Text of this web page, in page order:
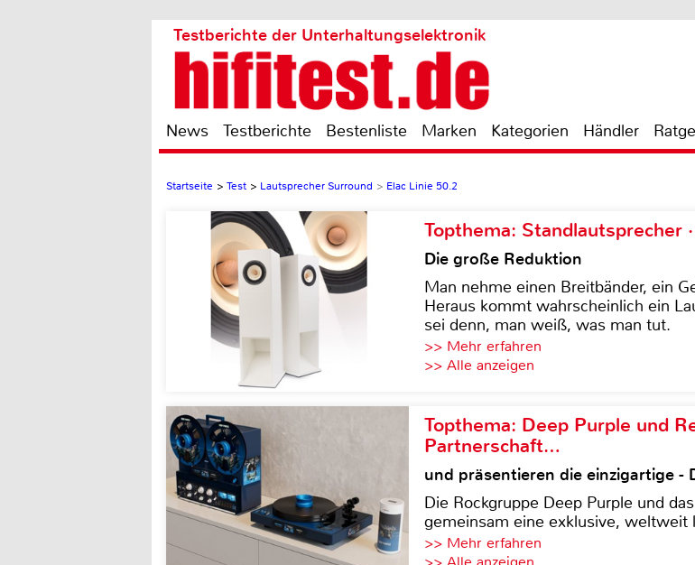
Testberichte der Unterhaltungselektronik
News Testberichte Bestenliste Marken Kategorien Händler
Startseite > Test > Lautsprecher Surround > Elac Linie 50.2
Topthema: Standlautsprecher
Die große Reduktion
Man nehme einen Breitbänder, ein
Heraus kommt wahrscheinlich ein
sei denn, man weiß, was man tut.
>> Mehr erfahren
>> Alle anzeigen
Topthema: Deep Purple und
Partnerschaft…
und präsentieren die einzigartige -
Die Rockgruppe Deep Purple und
gemeinsam eine exklusive,
>> Mehr erfahren